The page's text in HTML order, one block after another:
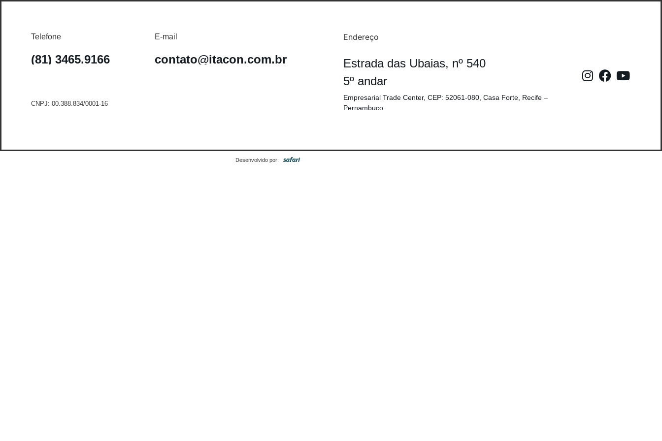
Telefone
(81) 3465.9166
CNPJ: 00.388.834/0001-16
E-mail
contato@itacon.com.br
Endereço
Estrada das Ubaias, nº 540
5º andar
Empresarial Trade Center, CEP: 52061-080, Casa Forte, Recife –
Pernambuco.
Desenvolvido por: